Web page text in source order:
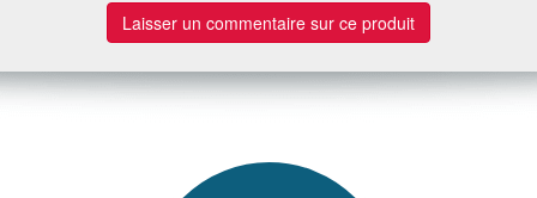
Laisser un commentaire sur ce produit